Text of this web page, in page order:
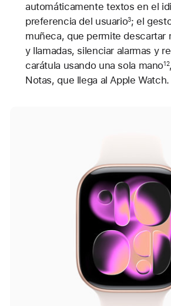
automáticamente textos en el
preferencia del usuario3; el
muñeca, que permite descartar
y llamadas, silenciar alarmas y
carátula usando una sola mano12
Notas, que llega al Apple Watch.